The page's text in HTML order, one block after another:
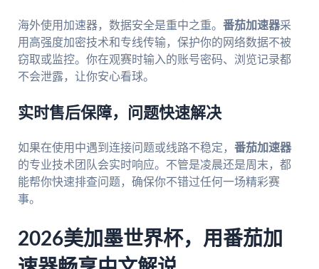
海外使用加速器，数据安全是重中之重。 番茄加速器采
用高强度加密技术和专线传输，保护你的网络数据不被
窃取或监控。你在观赛时输入的账号密码、浏览记录都
不会泄露，让你安心看球。
实时售后保障，问题快速解决
如果在使用中遇到连接问题或线路不稳定， 番茄加速器
的专业技术团队会实时响应。不管是凌晨还是周末，都
能帮你快速排查问题，确保你不错过任何一场精彩赛
事。
2026美加墨世界杯，用番茄加